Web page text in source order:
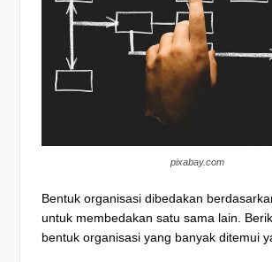
pixabay.com
Bentuk organisasi dibedakan
untuk membedakan satu sama lain.
bentuk organisasi yang banyak ditemui